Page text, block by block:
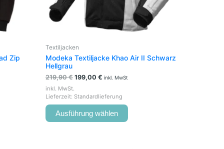
Zip
Textiljacken
Modeka Textiljacke Khao Air II Schwarz
Hellgrau
219,90€ 199,00 € inkl. MwSt
inkl. MwSt.
Lieferzeit: Standardlieferung
Ausführung wählen
der
Produktseite
gewählt